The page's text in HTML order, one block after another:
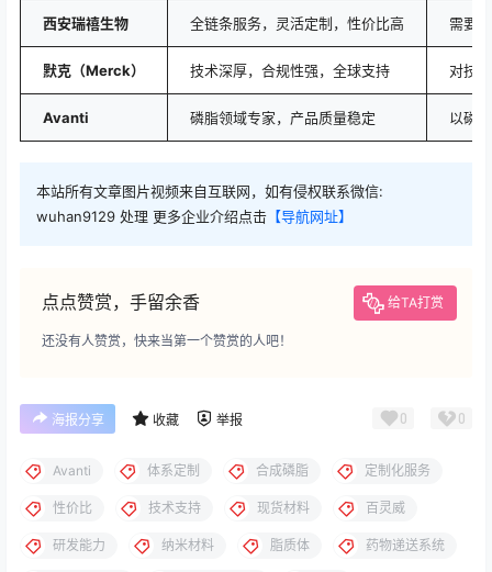
西安瑞禧生物 全链条服务，灵活定制，性价比高 需要
默克（Merck） 技术深厚，合规性强，全球支持 对技
Avanti 磷脂领域专家，产品质量稳定 以磷
本站所有文章图片视频来自互联网，如有侵权联系微信:
wuhan9129 处理 更多企业介绍点击 【导航网址】
点点赞赏，手留余香 给TA打赏
还没有人赞赏，快来当第一个赞赏的人吧！
海报分享 收藏 举报 0 0
Avanti 体系定制 合成磷脂 定制化服务
性价比 技术支持 现货材料 百灵威
研发能力 纳米材料 脂质体 药物递送系统